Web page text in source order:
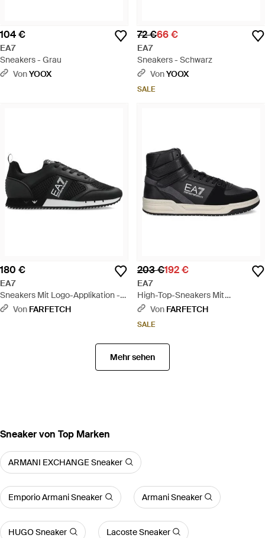
104 €
EA7
Sneakers - Grau
VonYOOX
72 €66 €
EA7
Sneakers - Schwarz
VonYOOX
SALE
180 €
EA7
Sneakers Mit Logo-Applikation -
Schwarz
Von FARFETCH
203 €192 €
EA7
High-Top-Sneakers Mit
Reißverschluss - Schwarz
Von FARFETCH
SALE
Mehr sehen
Sneaker von Top Marken
ARMANI EXCHANGE Sneaker
Emporio Armani Sneaker Armani Sneaker
HUGO Sneaker Lacoste Sneaker